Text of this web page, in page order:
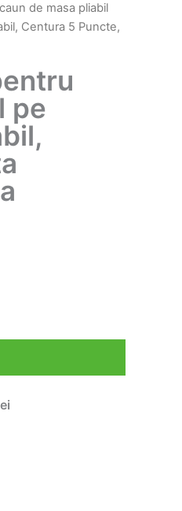
de masa pliabil
Centura 5 Puncte,
pe